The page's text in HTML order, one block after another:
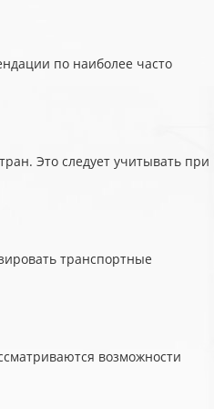
по наиболее часто
Это следует учитывать при
транспортные
возможности